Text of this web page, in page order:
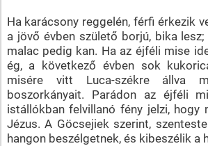
Ha karácsony reggelén, férfi érkezik
a jövő évben születő borjú, bika
malac pedig kan. Ha az éjféli mise
ég, a következő évben sok
misére vitt Luca-székre állva
boszorkányait. Parádon az éjféli
istállókban felvillanó fény jelzi, hogy
Jézus. A Göcsejiek szerint,
hangon beszélgetnek, és kibeszélik a